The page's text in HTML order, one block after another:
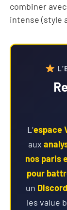
combiner
intense (style
L’espace
aux
nos paris
pour
un
les value